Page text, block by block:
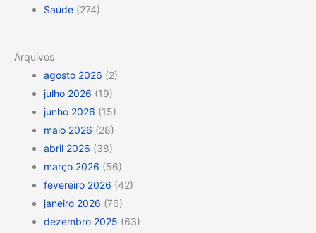
Saúde (274)
Arquivos
agosto 2026 (2)
julho 2026 (19)
junho 2026 (15)
maio 2026 (28)
abril 2026 (38)
março 2026 (56)
fevereiro 2026 (42)
janeiro 2026 (76)
dezembro 2025 (63)